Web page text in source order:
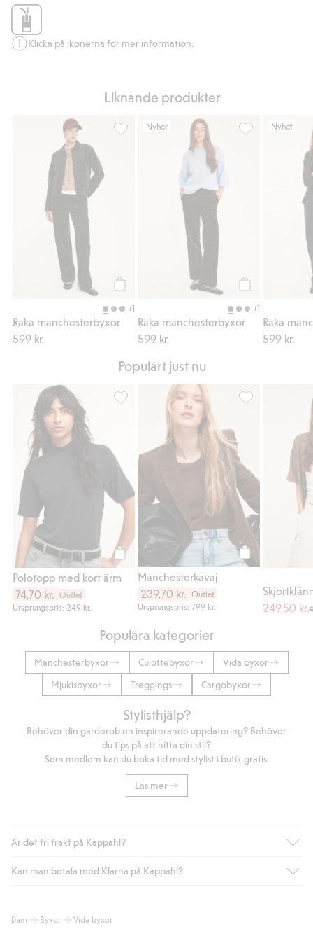
Klicka på ikonerna för mer information.
Liknande produkter
+1
Raka manchesterbyxor
599 kr.
Raka manchesterbyxor, Lägg till i favoriter
Nyhet
+1
Raka manchesterbyxor
599 kr.
Raka
Nyhet
Raka
599 kr.
Populärt just nu
Köp
Polotopp med kort ärm
74,70 kr. Outlet
Ursprungspris: 249 kr.
Polotopp med kort ärm, Lägg till i favoriter
Köp
Manchesterkavaj
239,70 kr. Outlet
Ursprungspris: 799 kr.
249,50 kr.
Populära kategorier
Manchesterbyxor Culottebyxor
Vida byxor
Mjukisbyxor
Treggings Cargobyxor
Stylisthjälp?
Behöver din garderob en inspirerande uppdatering? Behöver
du tips på att hitta din stil?
Som medlem kan du boka tid med stylist i butik gratis.
Läs mer
Är det fri frakt på Kappahl?
Är du medlem i Kappahl Club har du alltid gratis frakt till butik
automatik efter du loggat in och identifierats som medlem.
Kan man betala med Klarna på Kappahl?
bland annat faktura och swish men även andra betalningssätt.
Dam Byxor Vida byxor